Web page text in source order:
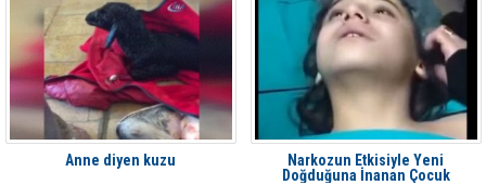
Anne diyen kuzu
Narkozun Etkisiyle Yeni
Doğduğuna İnanan Çocuk